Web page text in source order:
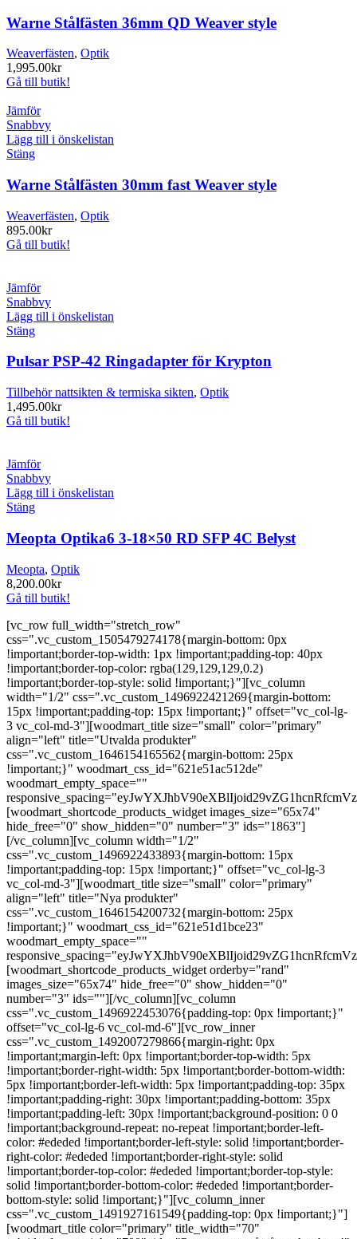
Warne Stålfästen 36mm QD Weaver style
Weaverfästen, Optik
1,995.00kr
Gå till butik!
Jämför
Snabbvy
Lägg till i önskelistan
Stäng
Warne Stålfästen 30mm fast Weaver style
Weaverfästen, Optik
895.00kr
Gå till butik!
Jämför
Snabbvy
Lägg till i önskelistan
Stäng
Pulsar PSP-42 Ringadapter för Krypton
Tillbehör nattsikten & termiska sikten, Optik
1,495.00kr
Gå till butik!
Jämför
Snabbvy
Lägg till i önskelistan
Stäng
Meopta Optika6 3-18×50 RD SFP 4C Belyst
Meopta, Optik
8,200.00kr
Gå till butik!
[vc_row full_width="stretch_row"
css=".vc_custom_1505479274178{margin-bottom: 0px
!important;border-top-width: 1px !important;padding-top: 40px
!important;border-top-color: rgba(129,129,129,0.2)
!important;border-top-style: solid !important;}"][vc_column
width="1/2" css=".vc_custom_1496922421269{margin-bottom:
15px !important;padding-top: 15px !important;}" offset="vc_col-lg-
3 vc_col-md-3"][woodmart_title size="small" color="primary"
align="left" title="Utvalda produkter"
css=".vc_custom_1646154165562{margin-bottom: 25px
!important;}" woodmart_css_id="621e51ac512de"
woodmart_empty_space=""
[woodmart_shortcode_products_widget images_size="65x74"
hide_free="0" show_hidden="0" number="3" ids="1863"]
[/vc_column][vc_column width="1/2"
css=".vc_custom_1496922433893{margin-bottom: 15px
!important;padding-top: 15px !important;}" offset="vc_col-lg-3
vc_col-md-3"][woodmart_title size="small" color="primary"
align="left" title="Nya produkter"
css=".vc_custom_1646154200732{margin-bottom: 25px
!important;}" woodmart_css_id="621e51d1bce23"
woodmart_empty_space=""
[woodmart_shortcode_products_widget orderby="rand"
images_size="65x74" hide_free="0" show_hidden="0"
number="3" ids=""][/vc_column][vc_column
css=".vc_custom_1496922453076{padding-top: 0px !important;}"
offset="vc_col-lg-6 vc_col-md-6"][vc_row_inner
css=".vc_custom_1492007279866{margin-right: 0px
!important;margin-left: 0px !important;border-top-width: 5px
!important;border-right-width: 5px !important;border-bottom-width:
5px !important;border-left-width: 5px !important;padding-top: 35px
!important;padding-right: 30px !important;padding-bottom: 35px
!important;padding-left: 30px !important;background-position: 0 0
!important;background-repeat: no-repeat !important;border-left-
color: #ededed !important;border-left-style: solid !important;border-
right-color: #ededed !important;border-right-style: solid
!important;border-top-color: #ededed !important;border-top-style:
solid !important;border-bottom-color: #ededed !important;border-
bottom-style: solid !important;}"][vc_column_inner
css=".vc_custom_1491927161549{padding-top: 0px !important;}"]
[woodmart_title color="primary" title_width="70"